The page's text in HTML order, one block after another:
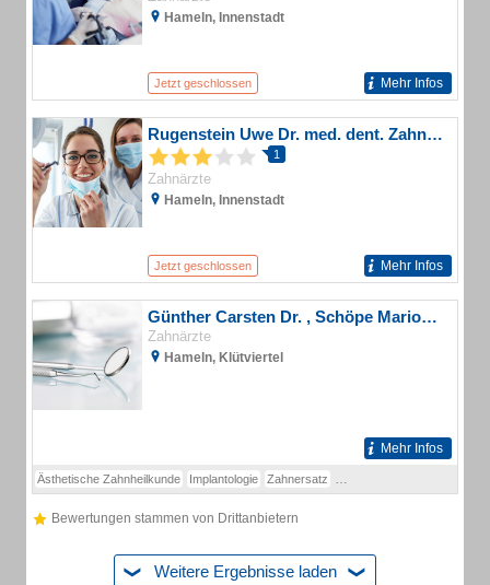
Hameln, Innenstadt
Jetzt geschlossen Mehr Infos
Rugenstein Uwe Dr. med. dent. Zahnarzt
1
Zahnärzte
Hameln, Innenstadt
Jetzt geschlossen Mehr Infos
Günther Carsten Dr. , Schöpe Marion Dr. Zahnärztliche Gemeinschaftspraxis
Zahnärzte
Hameln, Klütviertel
Mehr Infos
Ästhetische Zahnheilkunde Implantologie Zahnersatz
Bewertungen stammen von Drittanbietern
Weitere Ergebnisse laden